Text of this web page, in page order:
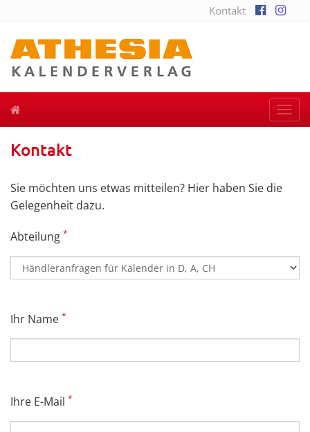
Kontakt
Kontakt
Sie möchten uns etwas mitteilen? Hier haben Sie die
Gelegenheit dazu.
Abteilung *
Ihr Name *
Ihre E-Mail *